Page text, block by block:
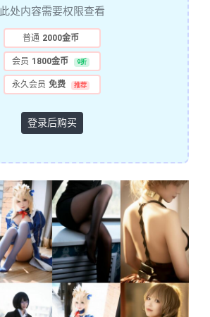
此处内容需要权限查看
普通 2000金币
会员 1800金币 9折
永久会员 免费 推荐
登录后购买